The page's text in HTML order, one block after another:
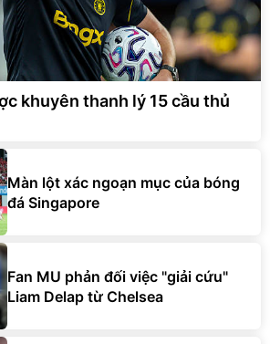
khuyên thanh lý 15 cầu thủ
Màn lột xác ngoạn mục của bóng
đá Singapore
Fan MU phản đối việc "giải cứu"
Liam Delap từ Chelsea